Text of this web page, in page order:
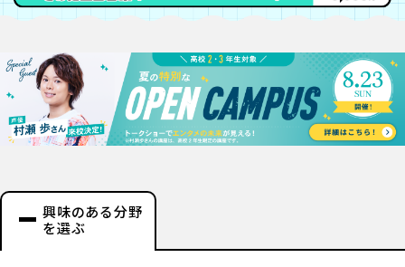
興味のある分野
を選ぶ